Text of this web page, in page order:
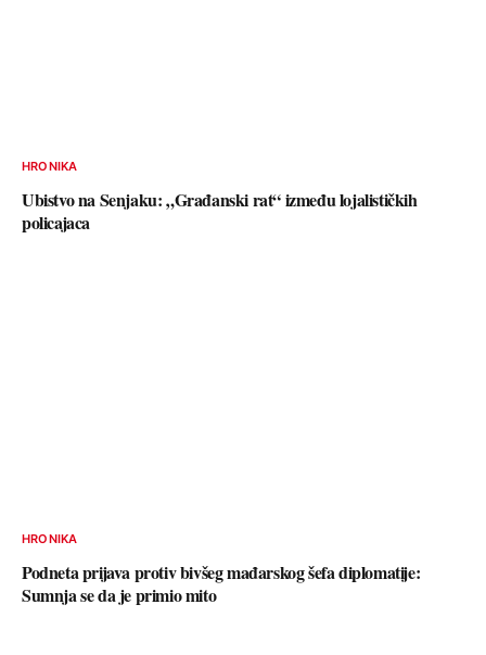
HRONIKA
Ubistvo na Senjaku: „Građanski rat“ između lojalističkih
policajaca
HRONIKA
Podneta prijava protiv bivšeg mađarskog šefa diplomatije:
Sumnja se da je primio mito